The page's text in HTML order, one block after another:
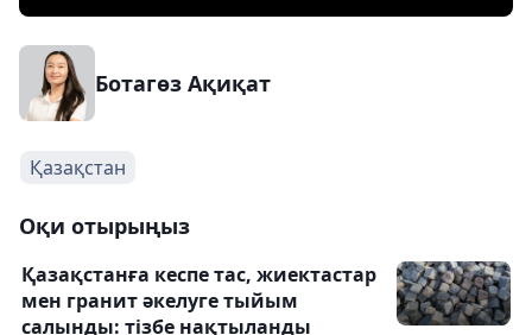
Ботагөз Ақиқат
Қазақстан
Оқи отырыңыз
Қазақстанға кеспе тас, жиектастар
мен гранит әкелуге тыйым
салынды: тізбе нақтыланды